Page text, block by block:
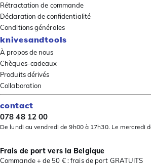
Rétractation de commande
Déclaration de confidentialité
Conditions générales
knivesandtools
À propos de nous
Chèques-cadeaux
Produits dérivés
Collaboration
contact
078 48 12 00
De lundi au vendredi de 9h00 à 17h30. Le mercredi
Frais de port vers la Belgique
Commande + de 50 € : frais de port GRATUITS